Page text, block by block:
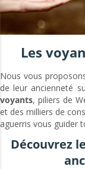
Les
Nous vous
de leur ancienneté
voyants, piliers de
et des milliers de
aguerris vous guider
Découvrez